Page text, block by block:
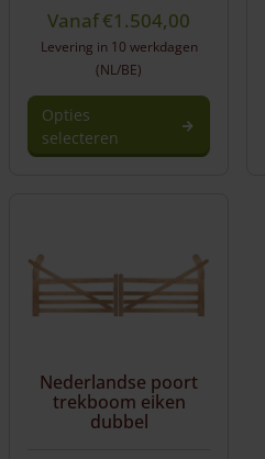
Vanaf€1.504,00
Levering in 10 werkdagen
(NL/BE)
Opties
selecteren
Nederlandse poort
trekboom eiken
dubbel